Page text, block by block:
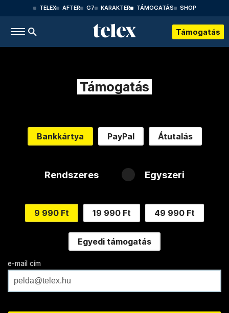
TELEX AFTER G7 KARAKTER TÁMOGATÁS SHOP
Támogatás
Támogatás
Bankkártya PayPal Átutalás
Rendszeres Egyszeri
9 990 Ft 19 990 Ft 49 990 Ft
Egyedi támogatás
e-mail cím